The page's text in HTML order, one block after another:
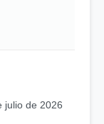
julio de 2026